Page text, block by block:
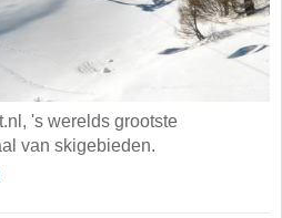
's werelds grootste
van skigebieden.